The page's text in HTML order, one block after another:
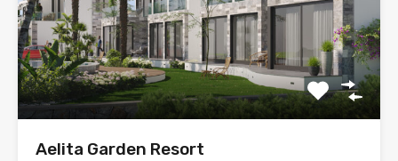
Aelita Garden Resort